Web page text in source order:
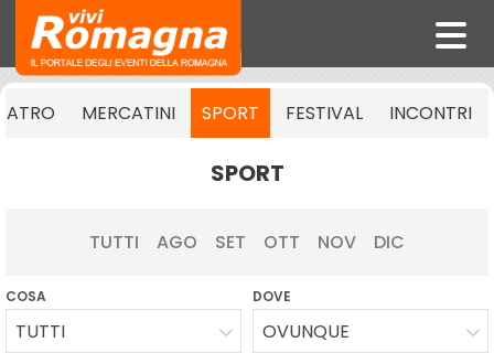
MERCATINI SPORT FESTIVAL INCONTRI
SPORT
TUTTI AGO SET OTT NOV DIC
COSA
TUTTI
DOVE
OVUNQUE